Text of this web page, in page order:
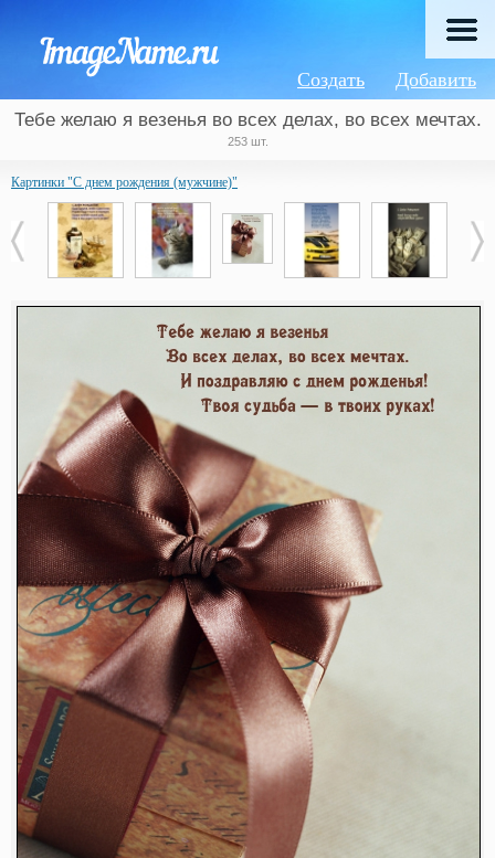
Добавить
Создать
Тебе желаю я везенья во всех делах, во всех мечтах.
253 шт.
Картинки "С днем рождения (мужчине)"